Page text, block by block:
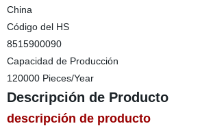
China
Código del HS
8515900090
Capacidad de Producción
120000 Pieces/Year
Descripción de Producto
descripción de producto